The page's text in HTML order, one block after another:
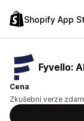
Shopify App
Fyvello:
Cena
Zkušební verze